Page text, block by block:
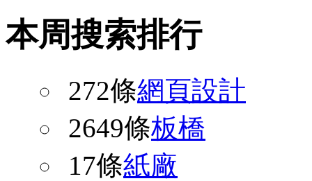
本周搜索排行
272條網頁設計
2649條板橋
17條紙廠